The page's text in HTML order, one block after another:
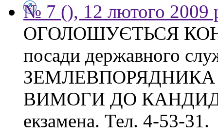
№ 7 (), 12 лютого 2009
ОГОЛОШУЄТЬСЯ
посади державного
ЗЕМЛЕВПОРЯДНИКА
ВИМОГИ ДО
екзамена. Тел. 4-53-31.